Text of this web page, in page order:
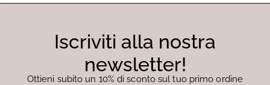
Iscriviti alla nostra
newsletter!
Ottieni subito un 10% di sconto sul tuo primo ordine